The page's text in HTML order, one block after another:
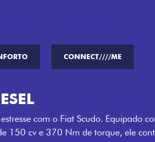
CONNECT////ME
com o Fiat Scudo. Equipado
150 cv e 370 Nm de torque, ele